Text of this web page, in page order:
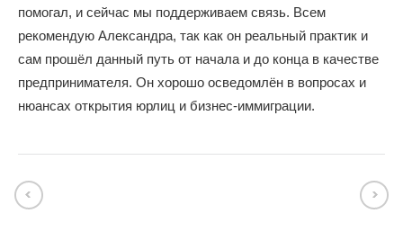
помогал, и сейчас мы поддерживаем связь. Всем
рекомендую Александра, так как он реальный практик и
сам прошёл данный путь от начала и до конца в качестве
предпринимателя. Он хорошо осведомлён в вопросах и
нюансах открытия юрлиц и бизнес-иммиграции.